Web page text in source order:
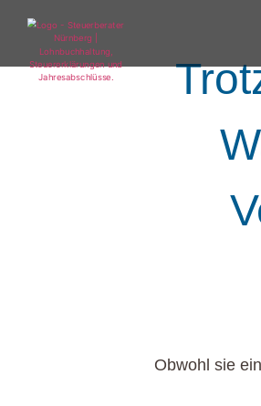
Obwohl sie